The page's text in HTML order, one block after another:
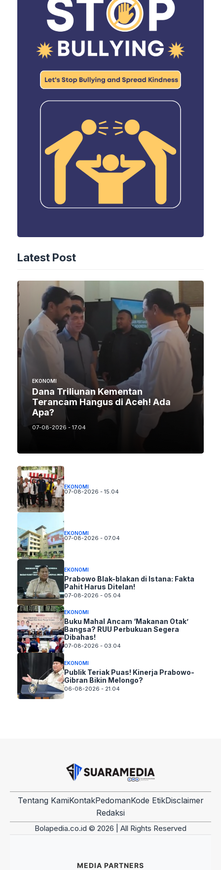
Latest Post
EKONOMI
Dana Triliunan Kementan
Terancam Hangus di Aceh! Ada
Apa?
07-08-2026 - 17.04
EKONOMI
07-08-2026 - 15.04
EKONOMI
07-08-2026 - 07.04
EKONOMI
Prabowo Blak-blakan di Istana: Fakta
Pahit Harus Ditelan!
07-08-2026 - 05.04
EKONOMI
Buku Mahal Ancam ‘Makanan Otak’
Bangsa? RUU Perbukuan Segera
Dibahas!
07-08-2026 - 03.04
EKONOMI
Publik Teriak Puas! Kinerja Prabowo-
Gibran Bikin Melongo?
06-08-2026 - 21.04
Tentang KamiKontakPedomanKode EtikDisclaimer
Redaksi
Bolapedia.co.id © 2026 | All Rights Reserved
MEDIA PARTNERS